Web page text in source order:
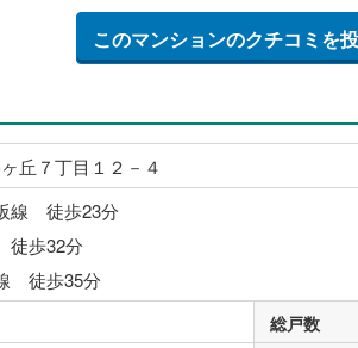
このマンションのクチコミを
丘７丁目１２－４
線 徒歩23分
歩32分
徒歩35分
総戸数